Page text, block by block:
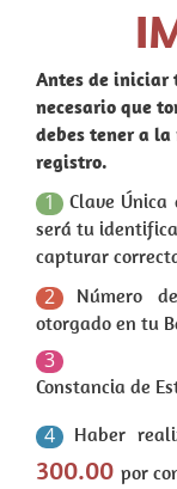
Antes de iniciar
necesario que
debes tener a
registro.
1 Clave Única
será tu
capturar
2
Número
otorgado en tu
3
Constancia de
4 Haber
300.00 por